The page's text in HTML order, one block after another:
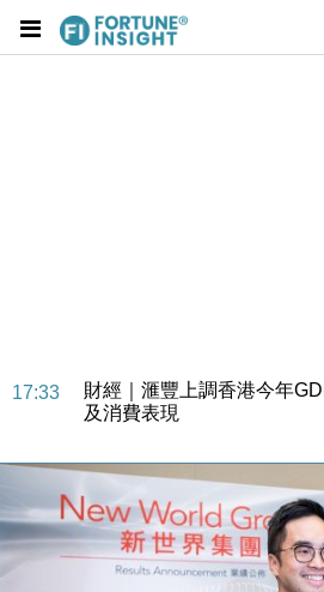
17:33
財經｜滙豐上調香港今年
及消費表現
損失近6900萬元
16:05
財經｜日經失守6.5萬點後
財經｜恒隆10月換帥 玩具